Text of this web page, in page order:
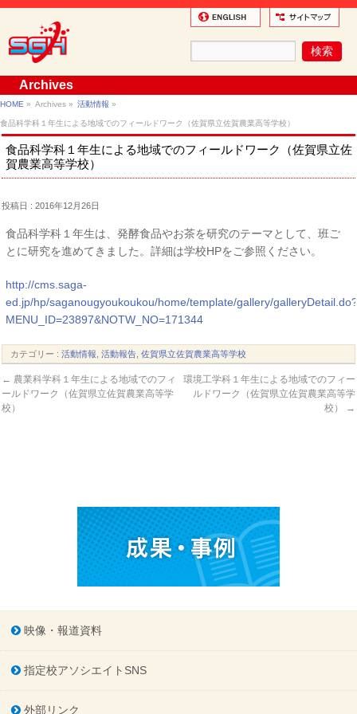
Archives
HOME » Archives » 活動情報 »
食品科学科１年生による地域でのフィールドワーク（佐賀県立佐賀農業高等学校）
食品科学科１年生による地域でのフィールドワーク（佐賀県立佐
賀農業高等学校）
投稿日 : 2016年12月26日
食品科学科１年生は、発酵食品やお茶を研究のテーマとして、班ご
とに研究を進めてきました。詳細は学校HPをご参照ください。
http://cms.saga-
ed.jp/hp/saganougyoukoukou/home/template/gallery/
MENU_ID=23897&NOTW_NO=171344
カテゴリー :活動情報 ,活動報告 ,佐賀県立佐賀農業高等学校
← 農業科学科１年生による地域でのフィ
ールドワーク（佐賀県立佐賀農業高等学
校）
環境工学科１年生による地域でのフィー
ルドワーク（佐賀県立佐賀農業高等学
校）
→
映像・報道資料
指定校アソシエイトSNS
外部リンク